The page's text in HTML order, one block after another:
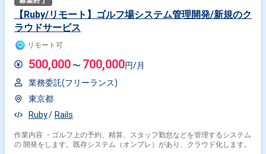
【Ruby/リモート】ゴルフ場システム管理開発/新規のク
ラウドサービス
リモート可
500,000 〜 700,000円/月
業務委託(フリーランス)
東京都
Ruby
Rails
作業内容 ・ゴルフ上の予約、精算、スタッフ勤怠などを管理するシステム
の 開発をします。既存システム（オンプレ）があり、クラウド化します。